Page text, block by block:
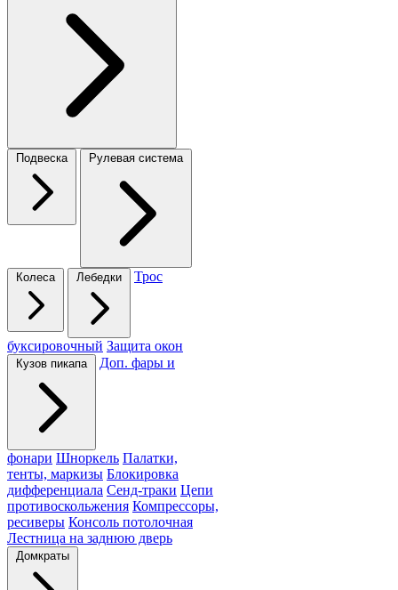
Подвеска Рулевая система
Колеса Лебедки Трос
буксировочный Защита окон
Кузов пикапа Доп. фары и
фонари Шноркель Палатки,
тенты, маркизы Блокировка
дифференциала Сенд-траки Цепи
противоскольжения Компрессоры,
ресиверы Консоль потолочная
Лестница на заднюю дверь
Домкраты